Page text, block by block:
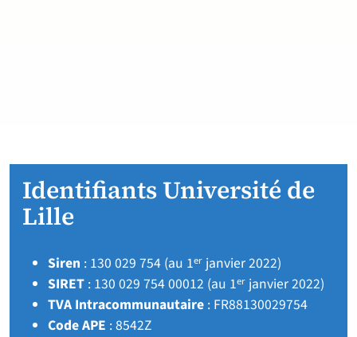
Identifiants Université de
Lille
Siren : 130 029 754 (au 1ᵉʳ janvier 2022)
SIRET : 130 029 754 00012 (au 1ᵉʳ janvier 2022)
TVA Intracommunautaire : FR88130029754
Code APE : 8542Z